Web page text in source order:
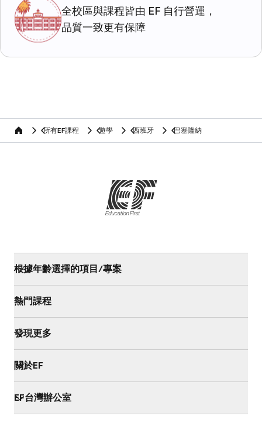
全校區與課程皆由 EF 自行營運，
品質一致更有保障
home 所有EF課程 遊學 西班牙 巴塞隆納
根據年齡選擇的項目/專案
熱門課程
發現更多
關於EF
EF台灣辦公室